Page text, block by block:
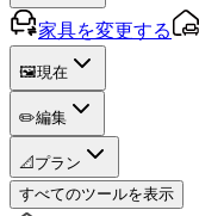
家具を変更する
🖼️現在
✏️編集
📐 プラン
すべてのツールを表示